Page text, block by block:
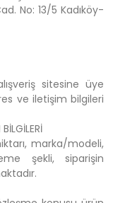
No: 13/5 Kadıköy-
sitesine üye
ve iletişim bilgileri
marka/modeli,
şekli, siparişin